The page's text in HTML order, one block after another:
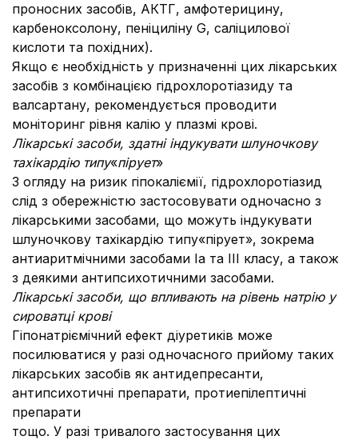
проносних засобів, АКТГ, амфотерицину,
карбеноксолону, пеніциліну G, саліцилової
кислоти та похідних).
Якщо є необхідність у призначенні цих лікарських
засобів з комбінацією гідрохлоротіазиду та
валсартану, рекомендується проводити
моніторинг рівня калію у плазмі крові.
Лікарські засоби, здатні індукувати шлуночкову
тахікардію типу«пірует»
З огляду на ризик гіпокаліємії, гідрохлоротіазид
слід з обережністю застосовувати одночасно з
лікарськими засобами, що можуть індукувати
шлуночкову тахікардію типу«пірует», зокрема
антиаритмічними засобами Іа та ІІІ класу, а також
з деякими антипсихотичними засобами.
Лікарські засоби, що впливають на рівень натрію у
сироватці крові
Гіпонатріємічний ефект діуретиків може
посилюватися у разі одночасного прийому таких
лікарських засобів як антидепресанти,
антипсихотичні препарати, протиепілептичні
препарати
тощо. У разі тривалого застосування цих